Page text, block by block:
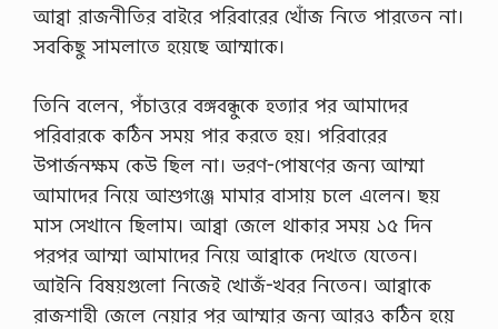
ন
আব্বা রাজনীতির বাইরে পরিবারের খোঁজ নিতে পারতেন না।
সবকিছু সামলাতে হয়েছে আম্মাকে।
তিনি বলেন, পঁচাত্তরে বঙ্গবন্ধুকে হত্যার পর আমাদের
পরিবারকে কঠিন সময় পার করতে হয়। পরিবারের
উপার্জনক্ষম কেউ ছিল না। ভরণ-পোষণের জন্য আম্মা
আমাদের নিয়ে আশুগঞ্জে মামার বাসায় চলে এলেন। ছয়
মাস সেখানে ছিলাম। আব্বা জেলে থাকার সময় ১৫ দিন
পরপর আম্মা আমাদের নিয়ে আব্বাকে দেখতে যেতেন।
আইনি বিষয়গুলো নিজেই খোজঁ-খবর নিতেন। আব্বাকে
রাজশাহী জেলে নেয়ার পর আম্মার জন্য আরও কঠিন হয়ে